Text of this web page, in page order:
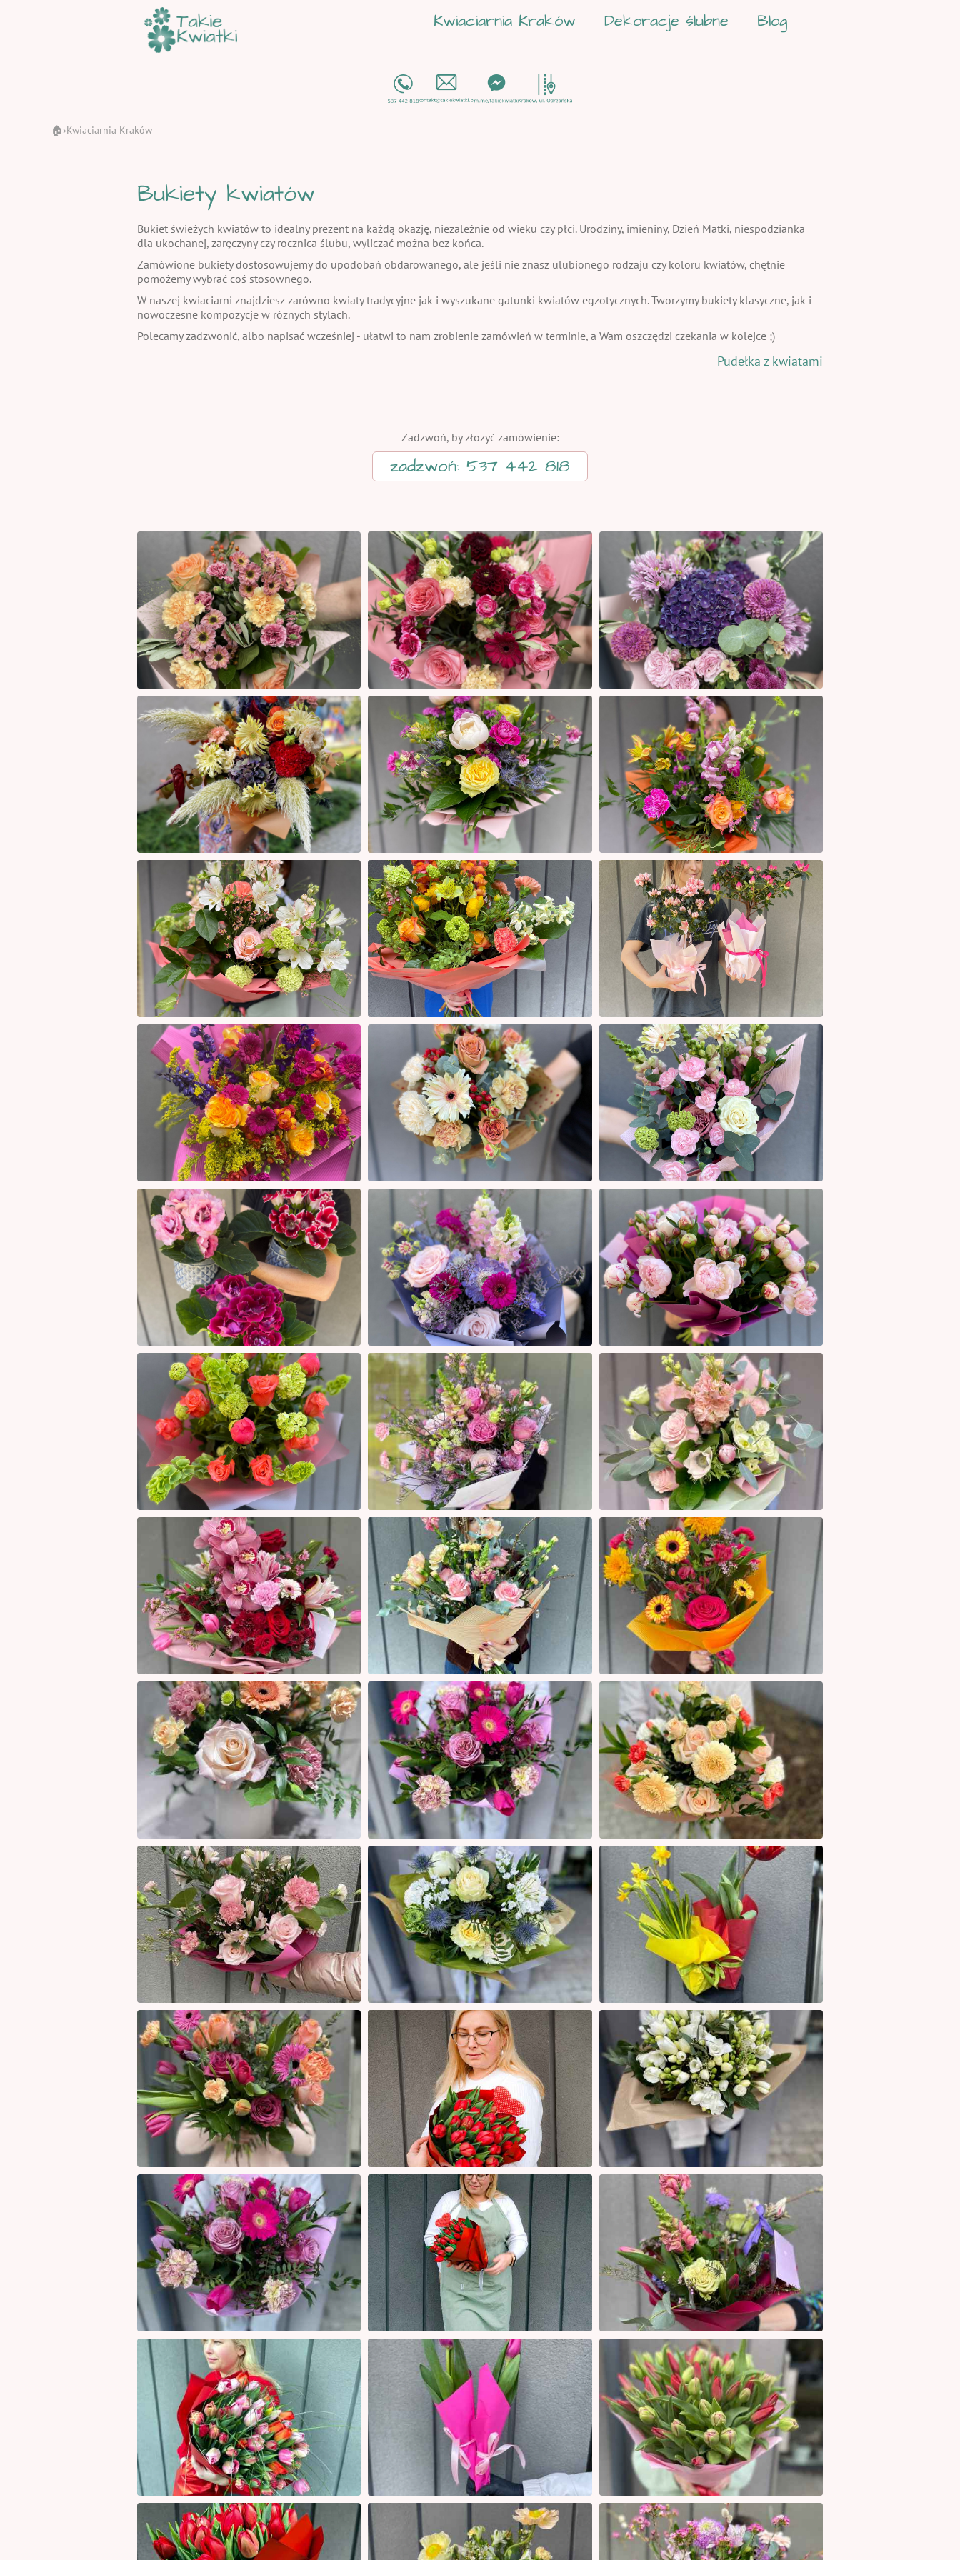
Kwiaciarnia Kraków Dekoracje ślubne Blog
🏠 ›Kwiaciarnia Kraków
Bukiety kwiatów
Bukiet świeżych kwiatów to idealny prezent na każdą okazję, niezależnie od wieku czy płci. Urodziny, imieniny, Dzień Matki, niespodzianka
dla ukochanej, zaręczyny czy rocznica ślubu, wyliczać można bez końca.
Zamówione bukiety dostosowujemy do upodobań obdarowanego, ale jeśli nie znasz ulubionego rodzaju czy koloru kwiatów, chętnie
pomożemy wybrać coś stosownego.
W naszej kwiaciarni znajdziesz zarówno kwiaty tradycyjne jak i wyszukane gatunki kwiatów egzotycznych. Tworzymy bukiety klasyczne, jak i
nowoczesne kompozycje w różnych stylach.
Polecamy zadzwonić, albo napisać wcześniej - ułatwi to nam zrobienie zamówień w terminie, a Wam oszczędzi czekania w kolejce ;)
Pudełka z kwiatami
Zadzwoń, by złożyć zamówienie:
zadzwoń: 537 442 818